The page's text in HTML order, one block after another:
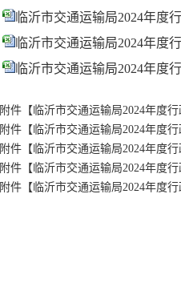
临沂市交通运输局2024年度
临沂市交通运输局2024年度
临沂市交通运输局2024年度
附件【 临沂市交通运输局2024年度
附件【 临沂市交通运输局2024年度
附件【 临沂市交通运输局2024年度
附件【 临沂市交通运输局2024年度
附件【 临沂市交通运输局2024年度